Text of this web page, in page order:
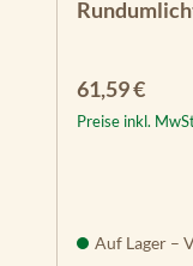
Regulärer
61,59 €
Preise inkl.
Auf Lager –